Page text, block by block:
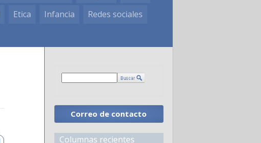
Etica Infancia
Redes sociales
Correo de contacto
Columnas recientes